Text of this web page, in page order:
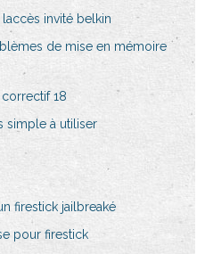
invité belkin
de mise en mémoire
18
simple à utiliser
firestick jailbreaké
pour firestick